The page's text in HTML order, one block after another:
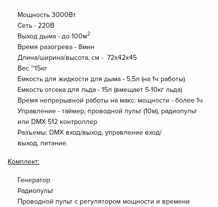
Мощность 3000Вт
Сеть - 220В
Выход дыма - до 100м2
Время разогрева - 8мин
Длина/ширина/высота, см - 72х42х45
Вес ~15кг
Емкость для жидкости для дыма - 5,5л (на 1ч работы)
Емкость отсека для льда - 15л (вмещает 5-10кг льда)
Время непрерывной работы на макс. мощности - более 1ч
Управление - таймер, проводной пульт (10м), радиопульт
или DMX 512 контроллер
Разъемы: DMX вход/выход, управление вход/
выход, питание.
Комплект:
Генератор
Радиопульт
Проводной пульт с регулятором мощности и времени